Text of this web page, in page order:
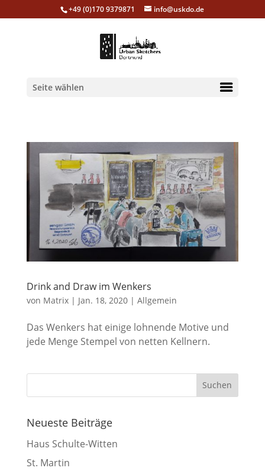
+49 (0)170 9379871 info@uskdo.de
Seite wählen
Drink and Draw im Wenkers
von Matrix| Jan. 18, 2020| Allgemein
Das Wenkers hat einige lohnende Motive und
jede Menge Stempel von netten Kellnern.
Neueste Beiträge
Haus Schulte-Witten
St. Martin